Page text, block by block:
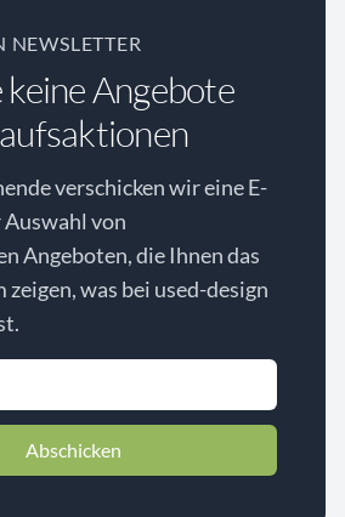
NEWSLETTER
keine Angebote
verschicken wir eine E-
von
Angeboten, die Ihnen das
zeigen, was bei used-design
Abschicken